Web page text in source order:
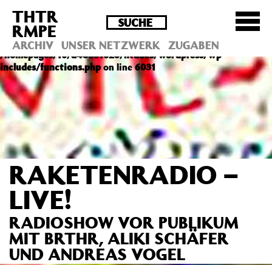
Deprecated : Die Funktion post_permalink ist seit
Version 4.4.0 veraltet! Verwende stattdessen
get_permalink(). in
/homepages/10/d43051023/htdocs/wordpress/wp-
includes/functions.phpon line6031
THTR
RMPE
ARCHIV UNSER NETZWERK ZUGABEN
RAKETENRADIO –
LIVE!
RADIOSHOW VOR PUBLIKUM
MIT BRTHR, ALIKI SCHÄFER
UND ANDREAS VOGEL